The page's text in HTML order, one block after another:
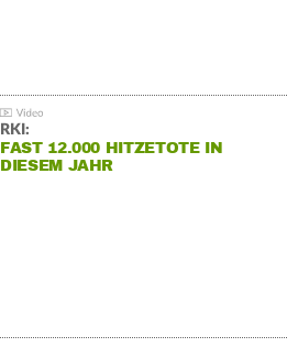
RKI:
FAST 12.000 HITZETOTE IN
DIESEM JAHR